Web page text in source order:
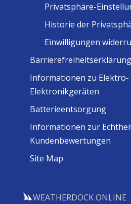
Privatsphäre-
Historie der
Einwilligungen
Barrierefreiheitserklärung
Informationen zu Elektro-
Elektronikgeräten
Batterieentsorgung
Informationen zur
Kundenbewertungen
Site Map
WEATHERDOCK ONLINE